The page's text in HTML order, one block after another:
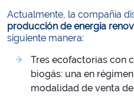
Actualmente, la compañía
producción de energía
siguiente manera:
Tres ecofactorias con
biogás: una en
modalidad de venta